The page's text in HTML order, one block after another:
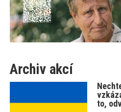
Archiv akcí
to,